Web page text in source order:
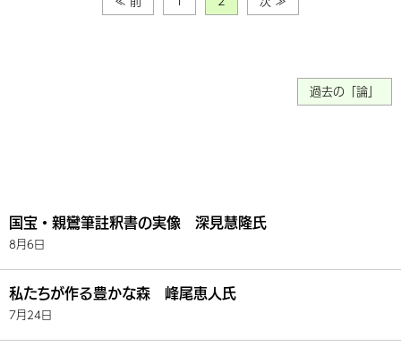
過去の「論」
国宝・親鸞筆註釈書の実像 深見慧隆氏
8月6日
私たちが作る豊かな森 峰尾恵人氏
7月24日